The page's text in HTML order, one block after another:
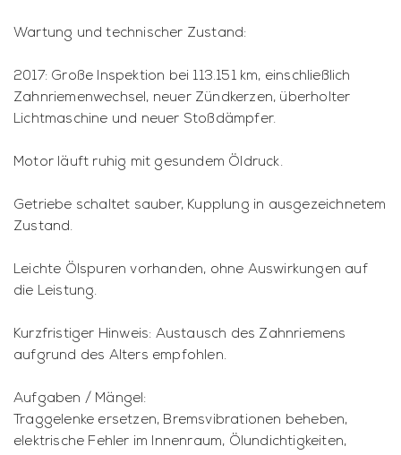
Wartung und technischer Zustand:
2017: Große Inspektion bei 113.151 km, einschließlich
Zahnriemenwechsel, neuer Zündkerzen, überholter
Lichtmaschine und neuer Stoßdämpfer.
Motor läuft ruhig mit gesundem Öldruck.
Getriebe schaltet sauber, Kupplung in ausgezeichnetem
Zustand.
Leichte Ölspuren vorhanden, ohne Auswirkungen auf
die Leistung.
Kurzfristiger Hinweis: Austausch des Zahnriemens
aufgrund des Alters empfohlen.
Aufgaben / Mängel:
Traggelenke ersetzen, Bremsvibrationen beheben,
elektrische Fehler im Innenraum, Ölundichtigkeiten,